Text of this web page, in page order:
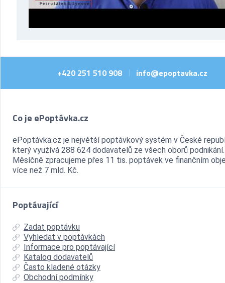
+420 251 510 908 info@epoptavka.cz
Co je ePoptávka.cz
ePoptávka.cz je největší poptávkový systém v České
který využívá 288 624 dodavatelů ze všech oborů podnikání.
Měsíčně zpracujeme přes 11 tis. poptávek ve finančním
více než 7 mld. Kč.
Poptávající
Zadat poptávku
Vyhledat v poptávkách
Informace pro poptávající
Katalog dodavatelů
Často kladené otázky
Obchodní podmínky